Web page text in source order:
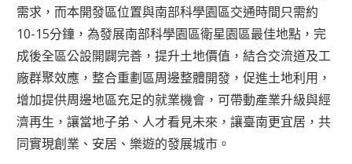
需求，而本開發區位置與南部科學園區交通時間只需約
10-15分鐘，為發展南部科學園區衛星園區最佳地點，完
成後全區公設開闢完善，提升土地價值，結合交流道及工
廠群聚效應，整合重劃區周邊整體開發，促進土地利用，
增加提供周邊地區充足的就業機會，可帶動產業升級與經
濟再生，讓當地子弟、人才看見未來，讓臺南更宜居，共
同實現創業、安居、樂遊的發展城市。